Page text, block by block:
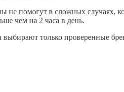
помогут в сложных случаях,
чем на 2 часа в день.
только проверенные